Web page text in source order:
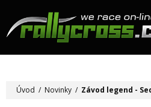
Úvod / Novinky / Závod legend -